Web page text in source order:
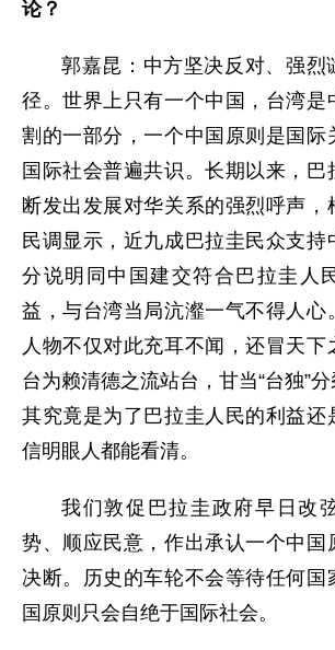
论？
郭嘉昆：中方坚决反对、强烈
径。世界上只有一个中国，台湾是
割的一部分，一个中国原则是国际
国际社会普遍共识。长期以来，巴
断发出发展对华关系的强烈呼声，
民调显示，近九成巴拉圭民众支持
分说明同中国建交符合巴拉圭人
益，与台湾当局沆瀣一气不得人心
人物不仅对此充耳不闻，还冒天下
台为赖清德之流站台，甘当“台独”分
其究竟是为了巴拉圭人民的利益还
信明眼人都能看清。
我们敦促巴拉圭政府早日改
势、顺应民意，作出承认一个中国
决断。历史的车轮不会等待任何国
国原则只会自绝于国际社会。